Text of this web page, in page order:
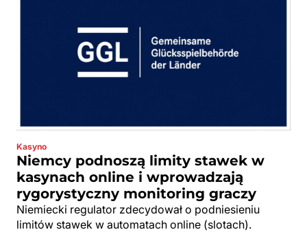
Kasyno
Niemcy podnoszą limity stawek w
kasynach online i wprowadzają
rygorystyczny monitoring graczy
Niemiecki regulator zdecydował o podniesieniu
limitów stawek w automatach online (slotach).